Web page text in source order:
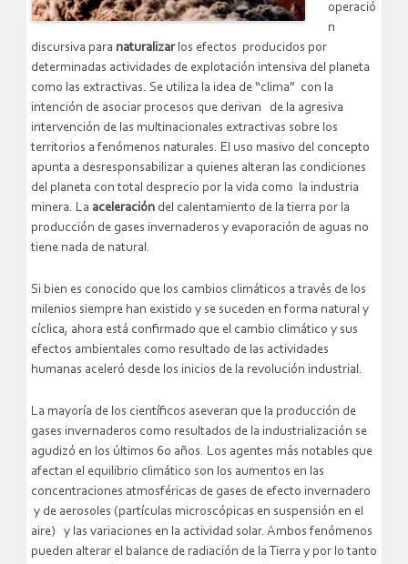
operació
n
discursiva para naturalizarlos efectos producidos por
determinadas actividades de explotación intensiva del planeta
como las extractivas. Se utiliza la idea de “clima” con la
intención de asociar procesos que derivan de la agresiva
intervención de las multinacionales extractivas sobre los
territorios a fenómenos naturales. El uso masivo del concepto
apunta a desresponsabilizar a quienes alteran las condiciones
del planeta con total desprecio por la vida como la industria
minera. La aceleración del calentamiento de la tierra por la
producción de gases invernaderos y evaporación de aguas no
tiene nada de natural.
Si bien es conocido que los cambios climáticos a través de los
milenios siempre han existido y se suceden en forma natural y
cíclica, ahora está confirmado que el cambio climático y sus
efectos ambientales como resultado de las actividades
humanas aceleró desde los inicios de la revolución industrial.
La mayoría de los científicos aseveran que la producción de
gases invernaderos como resultados de la industrialización se
agudizó en los últimos 60 años. Los agentes más notables que
afectan el equilibrio climático son los aumentos en las
concentraciones atmosféricas de gases de efecto invernadero
y de aerosoles (partículas microscópicas en suspensión en el
aire) y las variaciones en la actividad solar. Ambos fenómenos
pueden alterar el balance de radiación de la Tierra y por lo tanto